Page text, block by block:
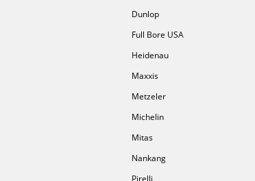
Dunlop
Full Bore USA
Heidenau
Maxxis
Metzeler
Michelin
Mitas
Nankang
Pirelli